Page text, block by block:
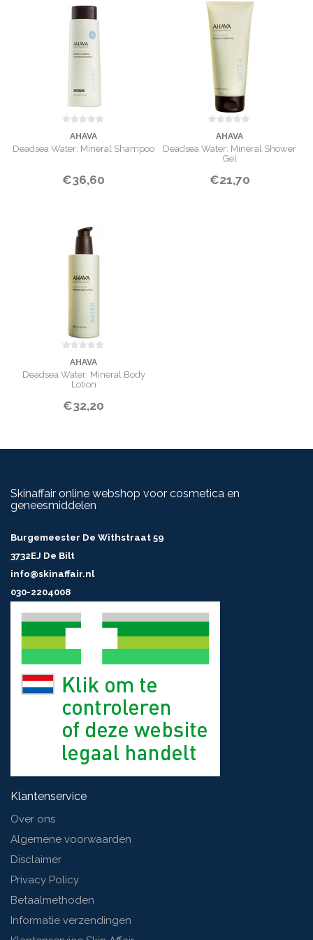
AHAVA
Deadsea Water: Mineral Shampoo
€36,60
AHAVA
Deadsea Water: Mineral Shower
Gel
€21,70
AHAVA
Deadsea Water: Mineral Body
Lotion
€32,20
Skinaffair online webshop voor cosmetica en
geneesmiddelen
Burgemeester De Withstraat 59
3732EJ De Bilt
info@skinaffair.nl
030-2204008
Klantenservice
Over ons
Algemene voorwaarden
Disclaimer
Privacy Policy
Betaalmethoden
Informatie verzendingen